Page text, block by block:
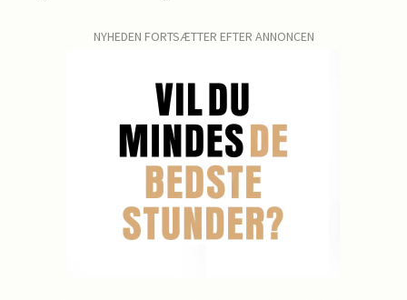
NYHEDEN FORTSÆTTER EFTER ANNONCEN